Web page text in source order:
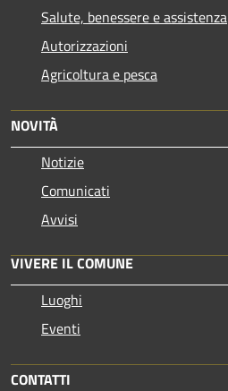
Salute, benessere e assistenza
Autorizzazioni
Agricoltura e pesca
NOVITÀ
Notizie
Comunicati
Avvisi
VIVERE IL COMUNE
Luoghi
Eventi
CONTATTI